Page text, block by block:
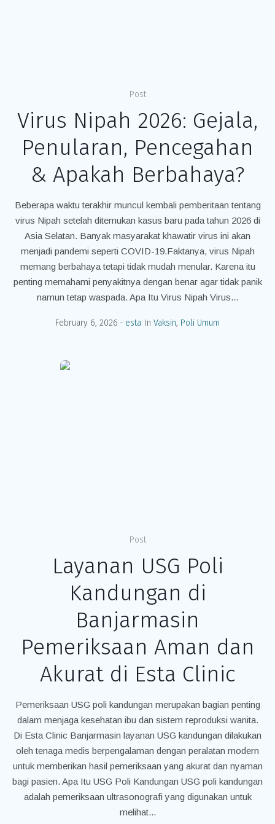
Post
Virus Nipah 2026: Gejala,
Penularan, Pencegahan
& Apakah Berbahaya?
Beberapa waktu terakhir muncul kembali pemberitaan tentang
virus Nipah setelah ditemukan kasus baru pada tahun 2026 di
Asia Selatan. Banyak masyarakat khawatir virus ini akan
menjadi pandemi seperti COVID-19.Faktanya, virus Nipah
memang berbahaya tetapi tidak mudah menular. Karena itu
penting memahami penyakitnya dengan benar agar tidak panik
namun tetap waspada. Apa Itu Virus Nipah Virus...
February 6, 2026 esta In Vaksin, Poli Umum
Post
Layanan USG Poli
Kandungan di
Banjarmasin
Pemeriksaan Aman dan
Akurat di Esta Clinic
Pemeriksaan USG poli kandungan merupakan bagian penting
dalam menjaga kesehatan ibu dan sistem reproduksi wanita.
Di Esta Clinic Banjarmasin layanan USG kandungan dilakukan
oleh tenaga medis berpengalaman dengan peralatan modern
untuk memberikan hasil pemeriksaan yang akurat dan nyaman
bagi pasien. Apa Itu USG Poli Kandungan USG poli kandungan
adalah pemeriksaan ultrasonografi yang digunakan untuk
melihat...